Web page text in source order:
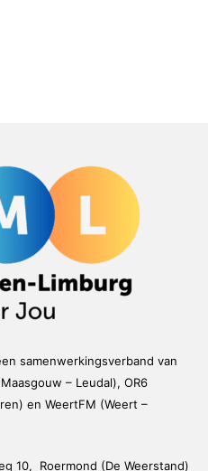
samenwerkingsverband van
– Leudal), OR6
en WeertFM (Weert –
10, Roermond (De Weerstand)